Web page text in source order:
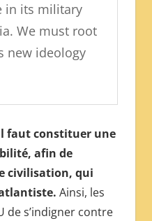
in its military
We must root
new ideology
faut constituer une
afin de
civilisation, qui
Ainsi, les
de s’indigner contre